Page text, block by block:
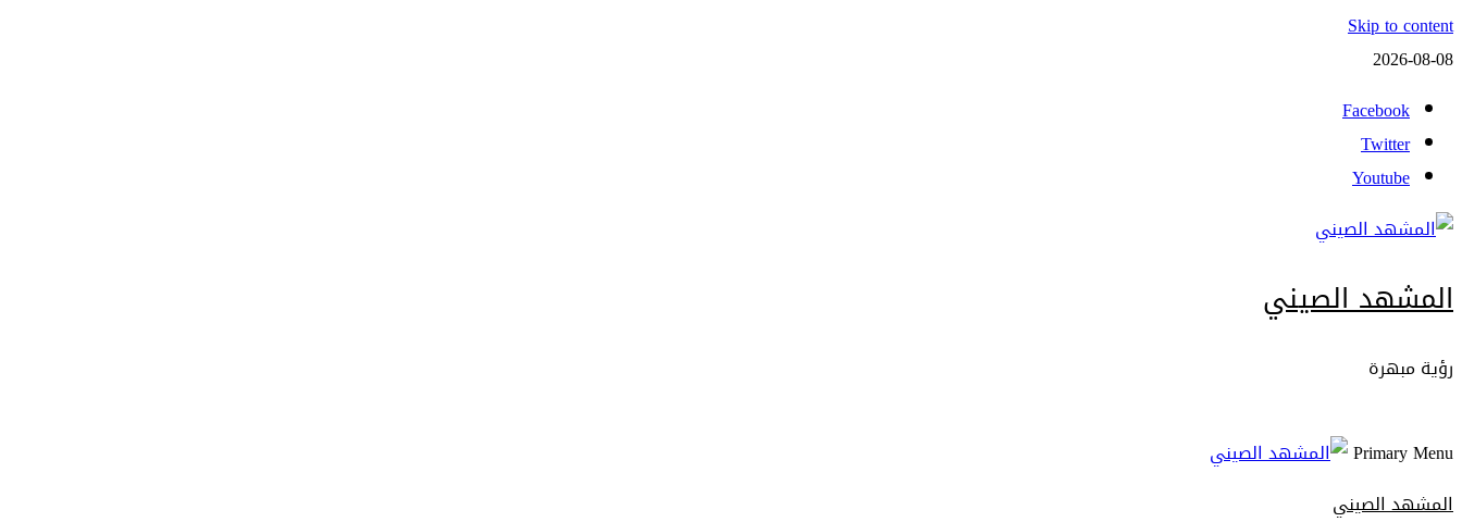
Skip to content
2026-08-08
Facebook
Twitter
Youtube
المشهد الصيني
رؤية مبهرة
Primary Menu
المشهد الصيني